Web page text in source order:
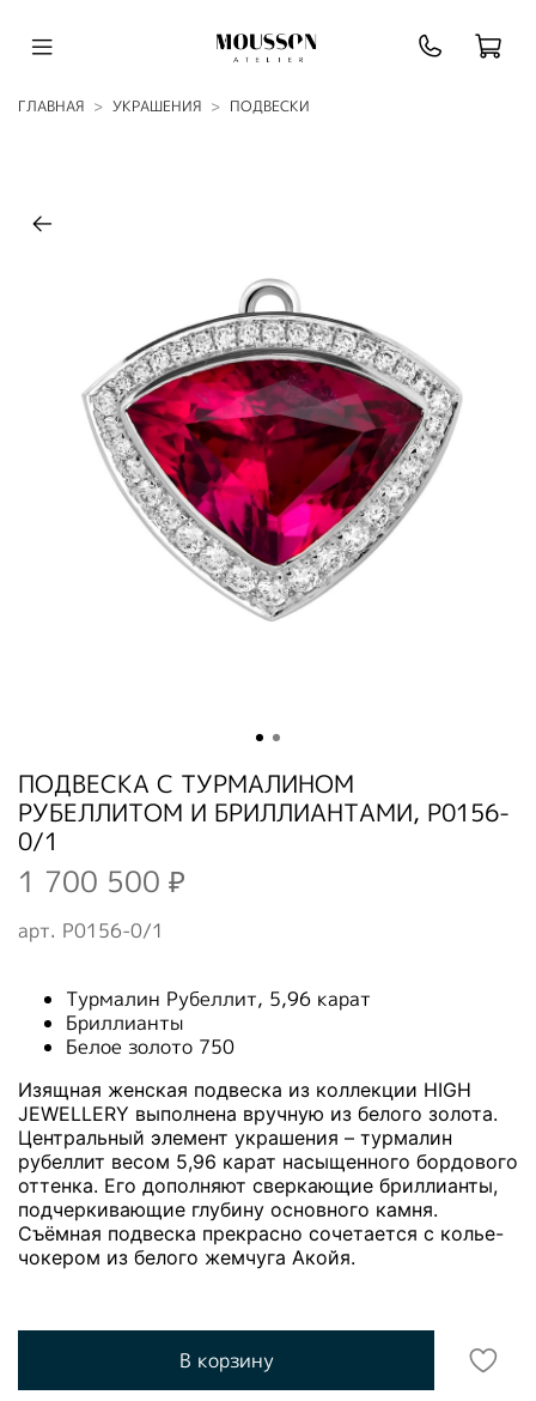
ГЛАВНАЯ УКРАШЕНИЯ ПОДВЕСКИ
арт. P0156-0/1
ПОДВЕСКА С ТУРМАЛИНОМ
РУБЕЛЛИТОМ И БРИЛЛИАНТАМИ, P0156-
0/1
1 700 500 ₽
Турмалин Рубеллит, 5,96 карат
Бриллианты
Белое золото 750
Изящная женская подвеска из коллекции HIGH
JEWELLERY выполнена вручную из белого золота.
Центральный элемент украшения – турмалин
рубеллит весом 5,96 карат насыщенного бордового
оттенка. Его дополняют сверкающие бриллианты,
подчеркивающие глубину основного камня.
Съёмная подвеска прекрасно сочетается с колье-
чокером из белого жемчуга Акойя.
В корзину